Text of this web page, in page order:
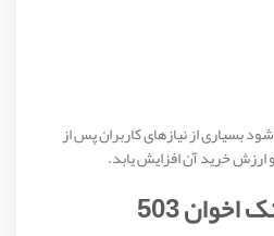
بسیاری از نیازهای کاربران پس از
خرید آن افزایش یابد.
503